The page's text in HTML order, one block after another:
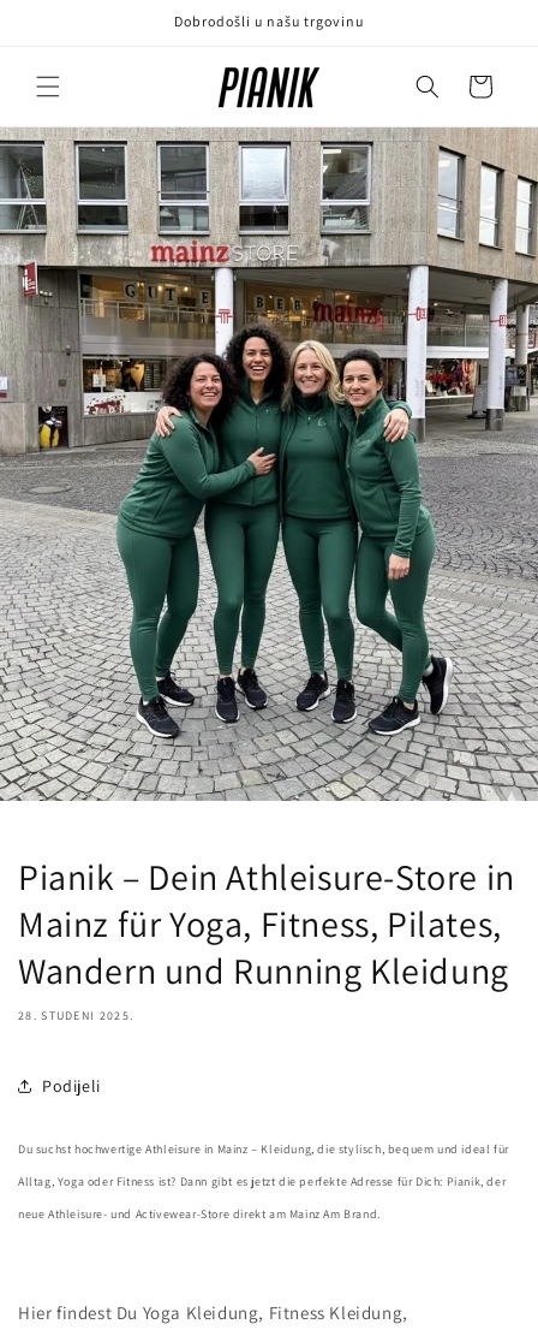
Dobrodošli u našu trgovinu
Košarica
Pianik – Dein Athleisure-Store in
Mainz für Yoga, Fitness, Pilates,
Wandern und Running Kleidung
28. STUDENI 2025.
Podijeli
Du suchst hochwertige Athleisure in Mainz – Kleidung, die stylisch, bequem und ideal für
Alltag, Yoga oder Fitness ist? Dann gibt es jetzt die perfekte Adresse für Dich: Pianik, der
neue Athleisure- und Activewear-Store direkt am Mainz Am Brand.
Hier findest Du Yoga Kleidung, Fitness Kleidung,